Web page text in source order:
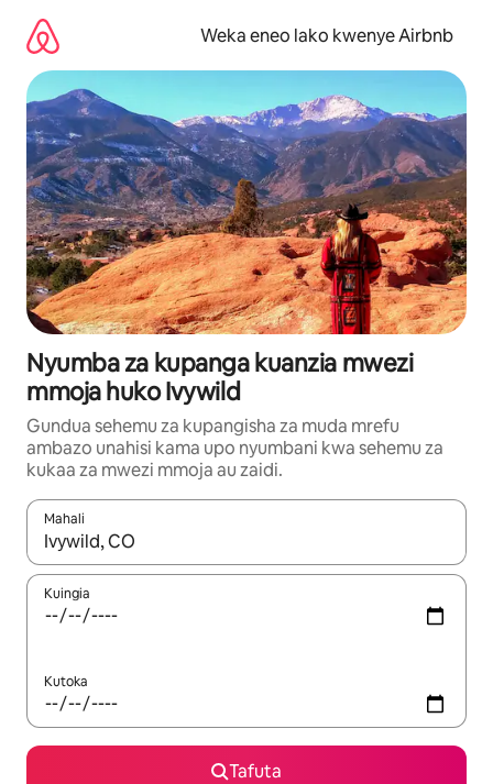
kwenda
kwenye
maudhui
Weka eneo lako kwenye Airbnb
Nyumba za kupanga kuanzia mwezi
mmoja huko Ivywild
Gundua sehemu za kupangisha za muda mrefu
ambazo unahisi kama upo nyumbani kwa sehemu za
kukaa za mwezi mmoja au zaidi.
Mahali
Wakati matokeo yanapatikana, vinjari kwa kutumia vitufe vya
Kuingia
Kutoka
Tafuta